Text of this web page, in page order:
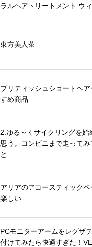
ラルヘアトリートメント ウィ
東方美人茶
ブリティッシュショートヘア
すめ商品
2.ゆる～くサイクリングを始
思う。コンビニまで走ってみ
と
アリアのアコースティックベ
楽しい
PCモニターアームをレグザ
付けてみたら快適すぎた！